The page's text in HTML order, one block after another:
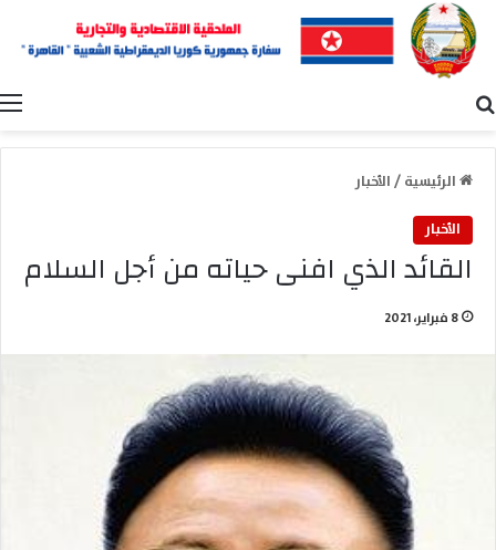
الرئيسية/الأخبار
الأخبار
القائد الذي افنى حياته من أجل السلام
8 فبراير، 2021